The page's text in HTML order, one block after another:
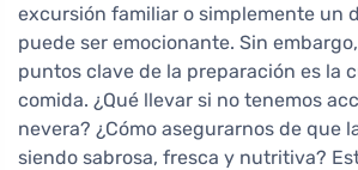
excursión familiar o simplemente un
puede ser emocionante. Sin
puntos clave de la preparación es la
comida. ¿Qué llevar si no tenemos
nevera? ¿Cómo asegurarnos de que
siendo sabrosa, fresca y nutritiva?